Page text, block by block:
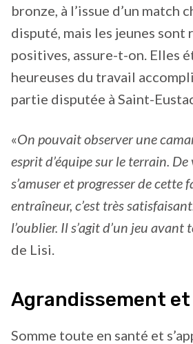
bronze, à l’issue d’un match
disputé, mais les jeunes sont
positives, assure-t-on. Elles
heureuses du travail
partie disputée à Saint-
«On pouvait observer une
esprit d’équipe sur le terrain.
s’amuser et progresser de cette
entraîneur, c’est très
l’oublier. Il s’agit d’un jeu avant
de Lisi.
Agrandissement
Somme toute en santé et